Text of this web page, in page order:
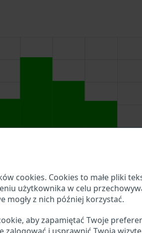
cookies. Cookies to małe pliki
użytkownika w celu
mogły z nich później korzystać.
aby zapamiętać Twoje
zalogować i usprawnić Twoją
powyżej, aby sprawdzić, jakie